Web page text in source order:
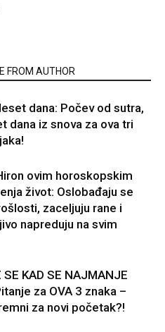
FROM AUTHOR
dana: Počev od sutra,
dana iz snova za ova tri
ovim horoskopskim
život: Oslobađaju se
zaceljuju rane i
napreduju na svim
SE KAD SE NAJMANJE
za OVA 3 znaka –
za novi početak?!